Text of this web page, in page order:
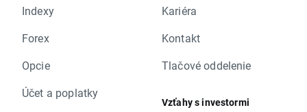
Indexy
Forex
Opcie
Účet a poplatky
Kariéra
Kontakt
Tlačové oddelenie
Vzťahy s investormi